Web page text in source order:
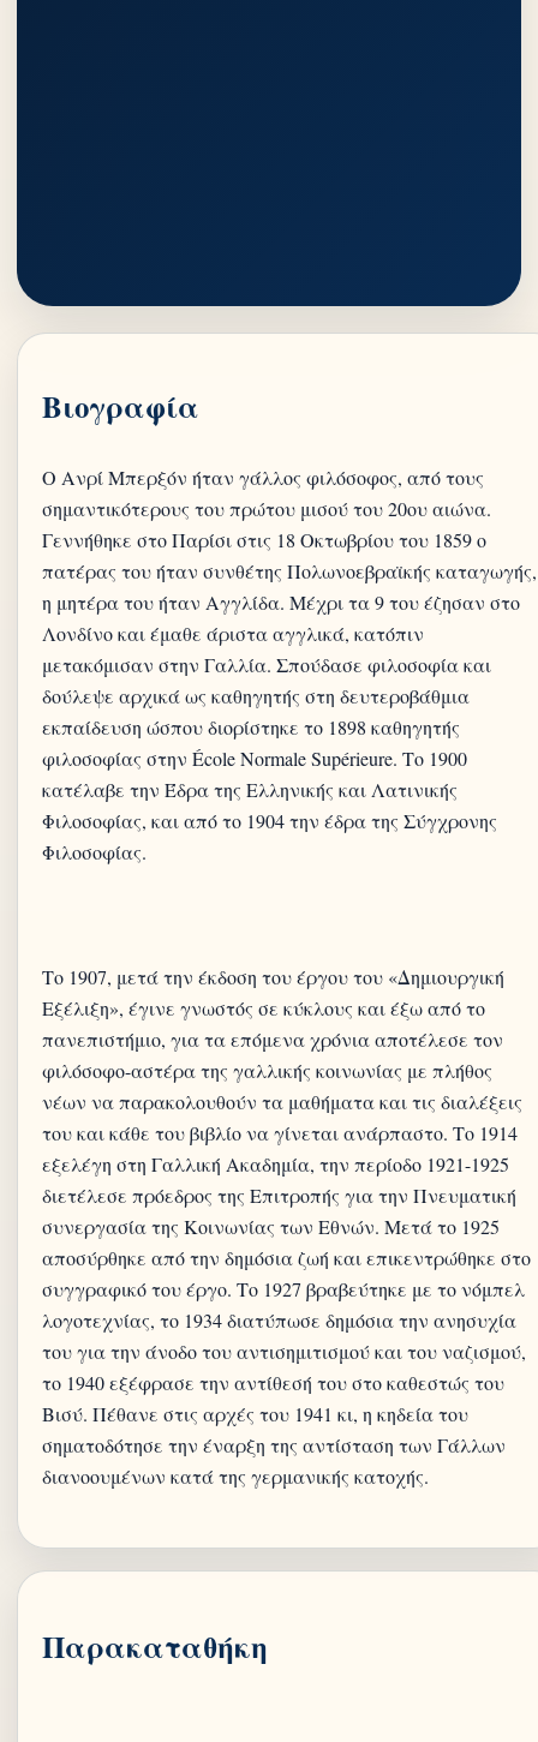
Βιογραφία
Ο Ανρί Μπερξόν ήταν γάλλος φιλόσοφος, από τους
σημαντικότερους του πρώτου μισού του 20ου αιώνα.
Γεννήθηκε στο Παρίσι στις 18 Οκτωβρίου του 1859 ο
πατέρας του ήταν συνθέτης Πολωνοεβραϊκής καταγωγής,
η μητέρα του ήταν Αγγλίδα. Μέχρι τα 9 του έζησαν στο
Λονδίνο και έμαθε άριστα αγγλικά, κατόπιν
μετακόμισαν στην Γαλλία. Σπούδασε φιλοσοφία και
δούλεψε αρχικά ως καθηγητής στη δευτεροβάθμια
εκπαίδευση ώσπου διορίστηκε το 1898 καθηγητής
φιλοσοφίας στην École Normale Supérieure. Το 1900
κατέλαβε την Έδρα της Ελληνικής και Λατινικής
Φιλοσοφίας, και από το 1904 την έδρα της Σύγχρονης
Το 1907, μετά την έκδοση του έργου του «Δημιουργική
Εξέλιξη», έγινε γνωστός σε κύκλους και έξω από το
πανεπιστήμιο, για τα επόμενα χρόνια αποτέλεσε τον
φιλόσοφο-αστέρα της γαλλικής κοινωνίας με πλήθος
νέων να παρακολουθούν τα μαθήματα και τις διαλέξεις
του και κάθε του βιβλίο να γίνεται ανάρπαστο. Το 1914
εξελέγη στη Γαλλική Ακαδημία, την περίοδο 1921-1925
διετέλεσε πρόεδρος της Επιτροπής για την Πνευματική
συνεργασία της Κοινωνίας των Εθνών. Μετά το 1925
αποσύρθηκε από την δημόσια ζωή και επικεντρώθηκε στο
συγγραφικό του έργο. Το 1927 βραβεύτηκε με το νόμπελ
λογοτεχνίας, το 1934 διατύπωσε δημόσια την ανησυχία
του για την άνοδο του αντισημιτισμού και του ναζισμού,
το 1940 εξέφρασε την αντίθεσή του στο καθεστώς του
Βισύ. Πέθανε στις αρχές του 1941 κι, η κηδεία του
σηματοδότησε την έναρξη της αντίσταση των Γάλλων
διανοουμένων κατά της γερμανικής κατοχής.
Παρακαταθήκη